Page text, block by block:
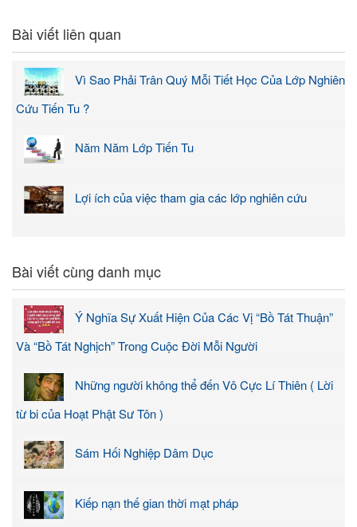
Bài viết liên quan
Vì Sao Phải Trân Quý Mỗi Tiết Học Của Lớp Nghiên
Cứu Tiến Tu ?
Năm Năm Lớp Tiến Tu
Lợi ích của việc tham gia các lớp nghiên cứu
Bài viết cùng danh mục
Ý Nghĩa Sự Xuất Hiện Của Các Vị “Bồ Tát Thuận”
Và “Bồ Tát Nghịch” Trong Cuộc Đời Mỗi Người
Những người không thể đến Vô Cực Lí Thiên ( Lời
từ bi của Hoạt Phật Sư Tôn )
Sám Hối Nghiệp Dâm Dục
Kiếp nạn thế gian thời mạt pháp